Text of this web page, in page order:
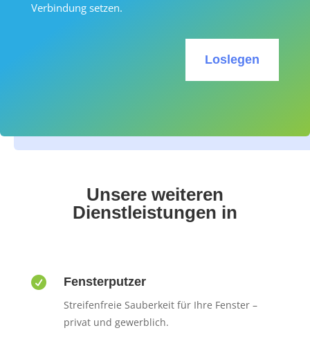
Verbindung setzen.
Loslegen
Unsere weiteren
Dienstleistungen in
 Fensterputzer
Streifenfreie Sauberkeit für Ihre Fenster –
privat und gewerblich.